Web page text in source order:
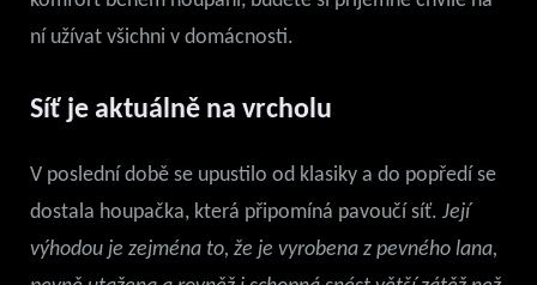
ní užívat všichni v domácnosti.
Síť je aktuálně na vrcholu
V poslední době se upustilo od klasiky a do popředí se
dostala houpačka, která připomíná pavoučí síť. Její
výhodou je zejména to, že je vyrobena z pevného lana,